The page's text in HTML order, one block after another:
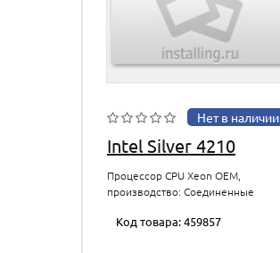
Нет в наличии
Intel Silver 4210
Процессор CPU Xeon OEM,
производство: Соединенные
Код товара: 459857